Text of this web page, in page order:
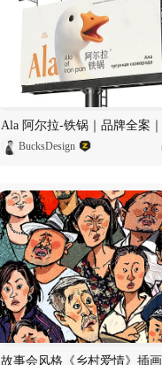
BucksDesign
故事会风格《乡村爱情》插画